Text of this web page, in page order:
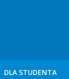
DLA STUDENTA